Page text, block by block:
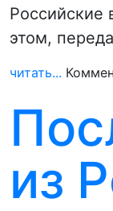
Российские
этом,
читать...
из